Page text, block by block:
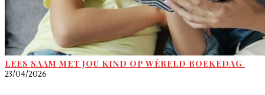
LEES SAAM MET JOU KIND OP WÊRELD BOEKEDAG
23/04/2026